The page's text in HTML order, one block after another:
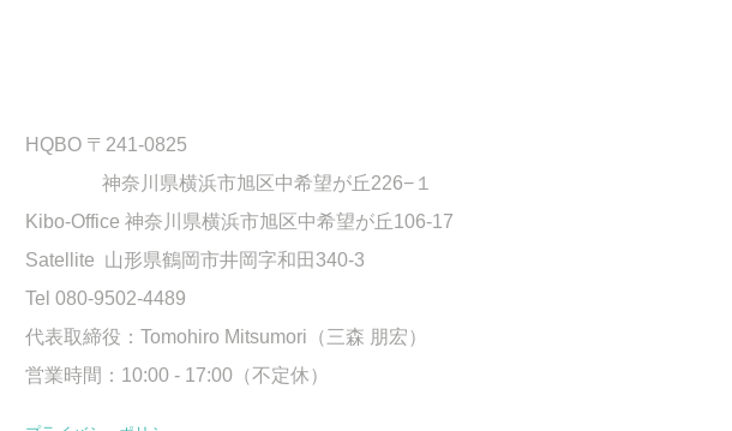
HQBO 〒241-0825
神奈川県横浜市旭区中希望が丘226−１
Kibo-Office 神奈川県横浜市旭区中希望が丘106-17
Satellite 山形県鶴岡市井岡字和田340-3
Tel 080-9502-4489
​代表取締役：Tomohiro Mitsumori（三森 朋宏）
営業時間：10:00 - 17:00（不定休）